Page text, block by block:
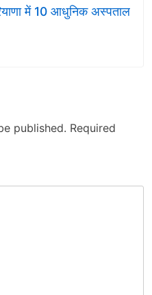
में 10 आधुनिक अस्पताल
published. Required